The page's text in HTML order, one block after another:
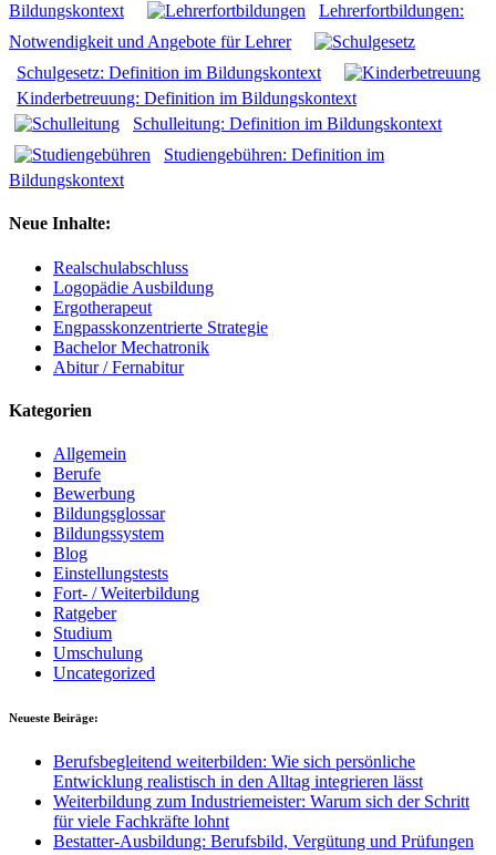
Bildungskontext
Lehrerfortbildungen:
Notwendigkeit und Angebote für Lehrer
Schulgesetz: Definition im Bildungskontext
Kinderbetreuung: Definition im Bildungskontext
Schulleitung: Definition im Bildungskontext
Studiengebühren: Definition im
Bildungskontext
Neue Inhalte:
Realschulabschluss
Logopädie Ausbildung
Ergotherapeut
Engpasskonzentrierte Strategie
Bachelor Mechatronik
Abitur / Fernabitur
Kategorien
Allgemein
Berufe
Bewerbung
Bildungsglossar
Bildungssystem
Blog
Einstellungstests
Fort- / Weiterbildung
Ratgeber
Studium
Umschulung
Uncategorized
Neueste Beiräge:
Berufsbegleitend weiterbilden: Wie sich persönliche
Entwicklung realistisch in den Alltag integrieren lässt
Weiterbildung zum Industriemeister: Warum sich der Schritt
für viele Fachkräfte lohnt
Bestatter-Ausbildung: Berufsbild, Vergütung und Prüfungen